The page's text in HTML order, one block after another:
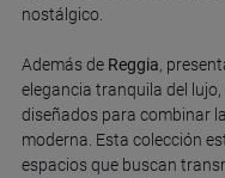
nostálgico.
Además de Reggia,
elegancia tranquila del
diseñados para combinar
moderna. Esta colección
espacios que buscan